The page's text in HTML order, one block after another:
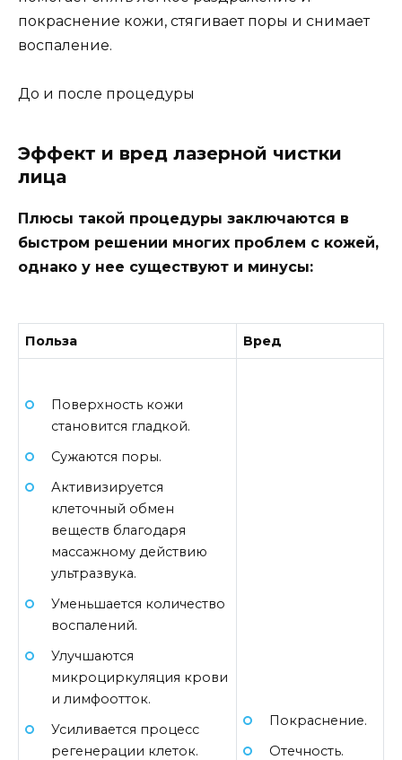
покраснение кожи, стягивает поры и снимает
воспаление.
До и после процедуры
Эффект и вред лазерной чистки
лица
Плюсы такой процедуры заключаются в
быстром решении многих проблем с кожей,
однако у нее существуют и минусы:
Польза Вред
Поверхность кожи
становится гладкой.
Сужаются поры.
Активизируется
клеточный обмен
веществ благодаря
массажному действию
ультразвука.
Уменьшается количество
воспалений.
Улучшаются
микроциркуляция крови
и лимфоотток.
Усиливается процесс
регенерации клеток.
Покраснение.
Отечность.